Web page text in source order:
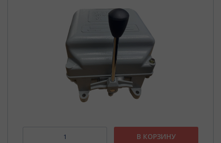
В КОРЗИНУ